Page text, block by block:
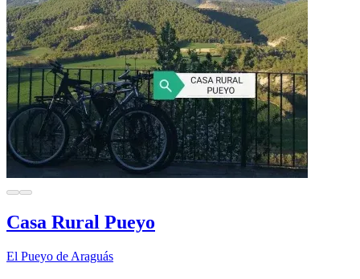
Casa Rural Pueyo
El Pueyo de Araguás